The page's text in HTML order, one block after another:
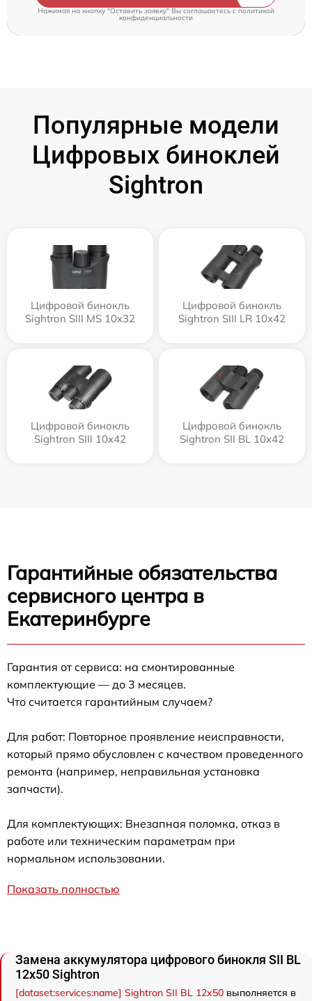
Нажимая на кнопку "Оставить заявку" Вы соглашаетесь cполитикой
конфиденциальности
Популярные модели
Цифровых биноклей
Sightron
Цифровой бинокль
Sightron SIII MS 10x32
Цифровой бинокль
Sightron SIII LR 10x42
Цифровой бинокль
Sightron SIII 10x42
Цифровой бинокль
Sightron SII BL 10x42
Гарантийные обязательства
сервисного центра в
Екатеринбурге
Гарантия от сервиса: на смонтированные
комплектующие — до 3 месяцев.
Что считается гарантийным случаем?
Для работ: Повторное проявление неисправности,
который прямо обусловлен с качеством проведенного
ремонта (например, неправильная установка
запчасти).
Для комплектующих: Внезапная поломка, отказ в
работе или техническим параметрам при
нормальном использовании.
Показать полностью
Замена аккумулятора цифрового бинокля SII BL
12x50 Sightron
[dataset:services:name] Sightron SII BL 12x50 выполняется в